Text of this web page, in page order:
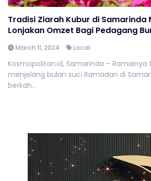
Tradisi Ziarah Kubur di Samarinda
Lonjakan Omzet Bagi Pedagang
March 11, 2024 Local
Kosmopolitan.id, Samarinda – Ramainya
menjelang bulan suci Ramadan di
berkah...